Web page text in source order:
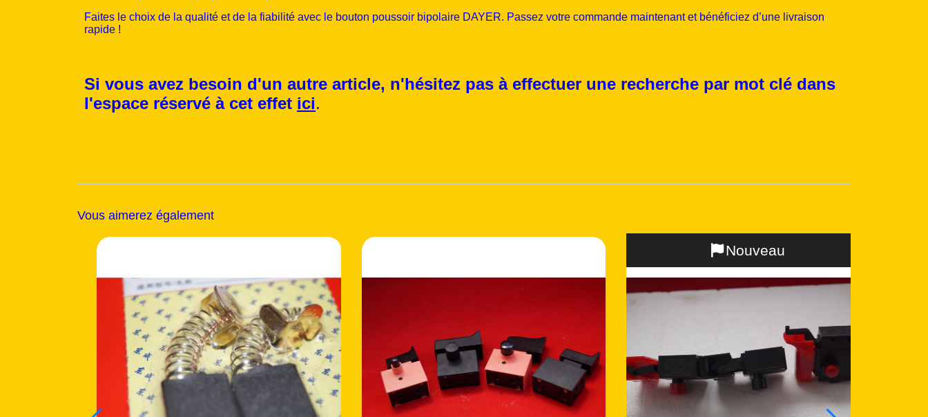
Faites le choix de la qualité et de la fiabilité avec le bouton poussoir bipolaire DAYER. Passez votre commande maintenant et bénéficiez d’une livraison
rapide !
Si vous avez besoin d'un autre article, n'hésitez pas à effectuer une recherche par mot clé dans
l'espace réservé à cet effet ici.
Vous aimerez également